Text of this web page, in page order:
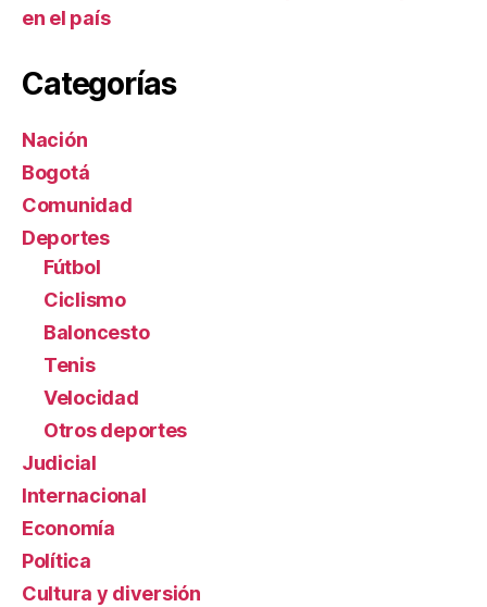
en el país
Categorías
Nación
Bogotá
Comunidad
Deportes
Fútbol
Ciclismo
Baloncesto
Tenis
Velocidad
Otros deportes
Judicial
Internacional
Economía
Política
Cultura y diversión